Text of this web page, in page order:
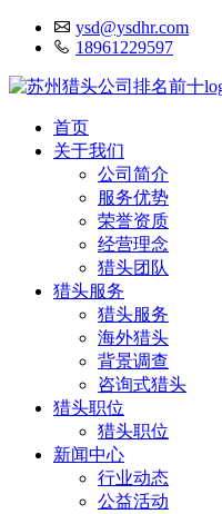
ysd@ysdhr.com
18961229597
首页
关于我们
公司简介
服务优势
荣誉资质
经营理念
猎头团队
猎头服务
猎头服务
海外猎头
背景调查
咨询式猎头
猎头职位
猎头职位
新闻中心
行业动态
公益活动